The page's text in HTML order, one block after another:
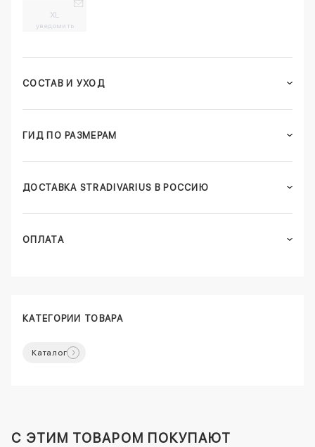
XL
уведомить
СОСТАВ И УХОД
ГИД ПО РАЗМЕРАМ
ДОСТАВКА STRADIVARIUS В РОССИЮ
ОПЛАТА
КАТЕГОРИИ ТОВАРА
Каталог
C ЭТИМ ТОВАРОМ ПОКУПАЮТ